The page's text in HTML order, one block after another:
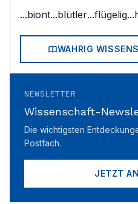
...biont...blütler...flügelig
WAHRIG
NEWSLETTER
Wissenschaft-
Die wichtigsten
Postfach.
JETZT